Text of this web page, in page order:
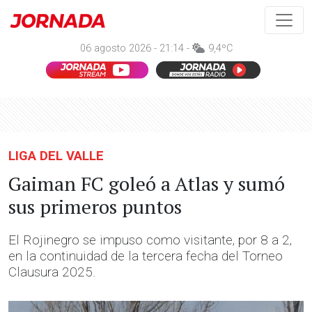
06 agosto 2026 - 21:14 - 9,4ºC
LIGA DEL VALLE
Gaiman FC goleó a Atlas y sumó
sus primeros puntos
El Rojinegro se impuso como visitante, por 8 a 2,
en la continuidad de la tercera fecha del Torneo
Clausura 2025.